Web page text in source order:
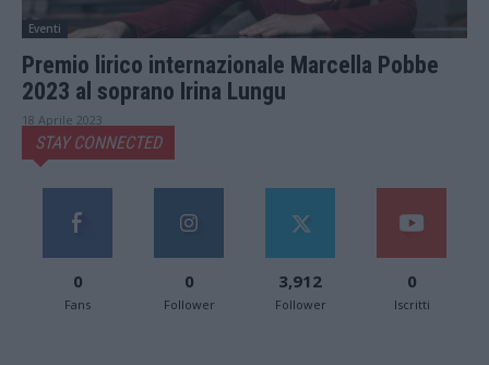
Eventi
Premio lirico internazionale Marcella Pobbe
2023 al soprano Irina Lungu
18 Aprile 2023
STAY CONNECTED
0
Fans
0
Follower
3,912
Follower
0
Iscritti